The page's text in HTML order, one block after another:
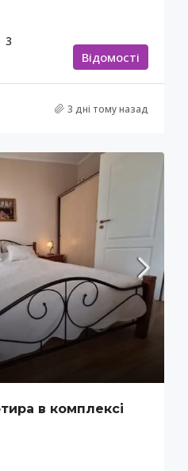
3
Відомості
3 дні тому назад
в комплексі